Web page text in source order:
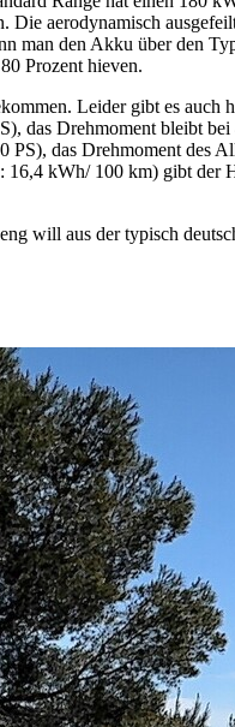
aerodynamisch
man den Akku über den
Prozent hieven.
Leider gibt es auch
das Drehmoment bleibt
das Drehmoment des
kWh/ 100 km) gibt der
will aus der typisch